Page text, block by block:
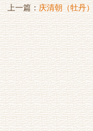
上一篇：庆清朝（牡丹）